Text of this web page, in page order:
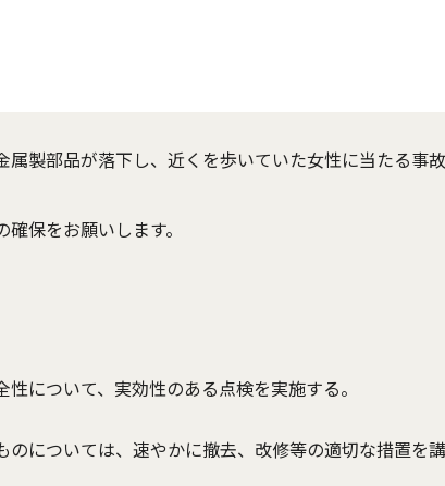
製部品が落下し、近くを歩いていた女性に当たる事
保をお願いします。
について、実効性のある点検を実施する。
については、速やかに撤去、改修等の適切な措置を講